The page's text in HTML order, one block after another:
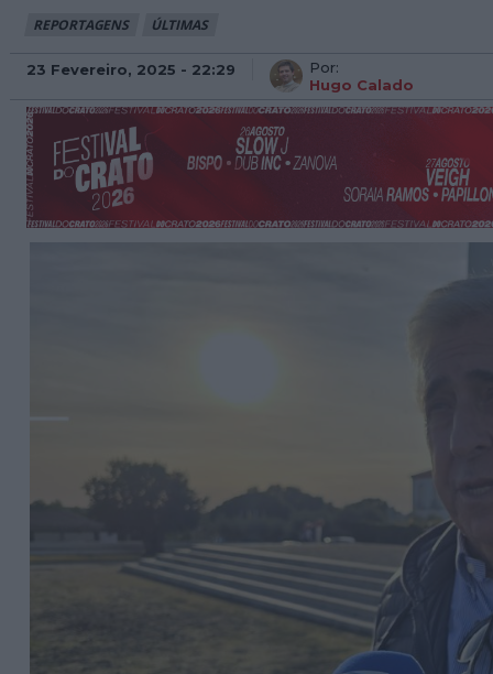
REPORTAGENS ÚLTIMAS
23 Fevereiro, 2025 - 22:29
Por:
Hugo Calado